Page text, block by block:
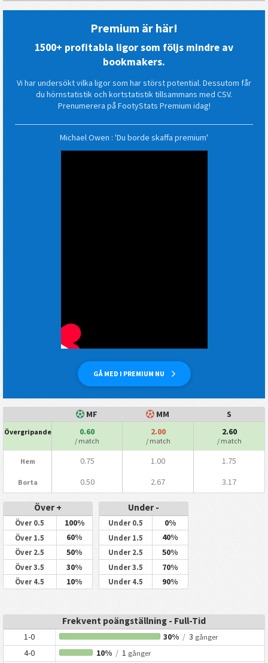
Premium är här!
1500+ profitabla ligor som följs mindre av
bookmakers.
Vi har undersökt vilka ligor som har störst potential. Dessutom får
du hörnstatistik och kortstatistik tillsammans med CSV.
Prenumerera på FootyStats Premium idag!
GÅ MED I PREMIUM NU
Michael Owen : 'Du borde skaffa premium'
MF MM S
Övergripande 0.60
/ match
2.00
/ match
2.60
/ match
Hem 0.75 1.00 1.75
Borta 0.50 2.67 3.17
Över +
Över 0.5 100%
Över 1.5 60%
Över 2.5 50%
Över 3.5 30%
Över 4.5 10%
Under -
Under 0.5 0%
Under 1.5 40%
Under 2.5 50%
Under 3.5 70%
Under 4.5 90%
Frekvent poängställning - Full-Tid
1-0 30% / 3 gånger
4-0 10% /1 gånger